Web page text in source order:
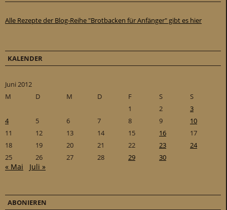
Alle Rezepte der Blog-Reihe "Brotbacken für Anfänger" gibt es hier
KALENDER
Juni 2012
M
D M D F S
S
1
2
3
4
5 6 7 8 9
10
11
12 13 14 15 16
17
18
19 20 21 22 23
24
25
26 27 28 29 30
« Mai Juli »
ABONIEREN